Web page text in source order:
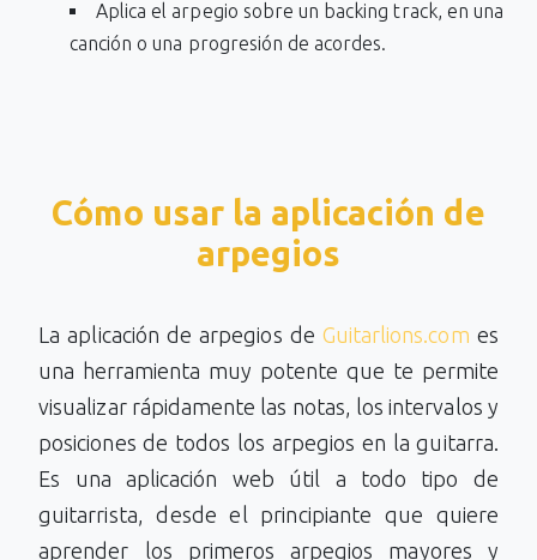
Aplica el arpegio sobre un backing track, en una
canción o una progresión de acordes.
Cómo usar la aplicación de
arpegios
La aplicación de arpegios de Guitarlions.com es
una herramienta muy potente que te permite
visualizar rápidamente las notas, los intervalos y
posiciones de todos los arpegios en la guitarra.
Es una aplicación web útil a todo tipo de
guitarrista, desde el principiante que quiere
aprender los primeros arpegios mayores y